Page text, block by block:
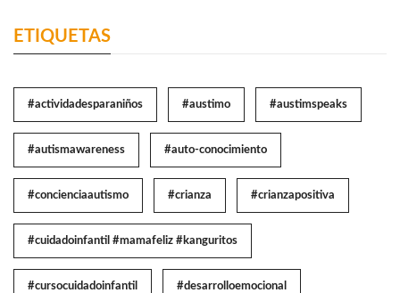
ETIQUETAS
#actividadesparaniños #austimo #austimspeaks
#autismawareness #auto-conocimiento
#concienciaautismo #crianza #crianzapositiva
#cuidadoinfantil #mamafeliz #kanguritos
#cursocuidadoinfantil #desarrolloemocional